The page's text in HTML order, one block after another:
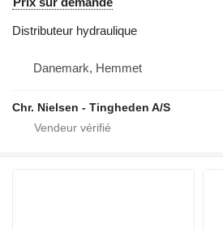
Distributeur hydraulique
Danemark, Hemmet
Chr. Nielsen - Tingheden A/S